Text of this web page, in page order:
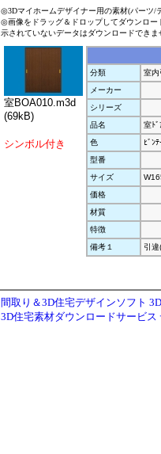
◎3Dマイホームデザイナー用の素材(パーツ/
◎画像をドラッグ＆ドロップしてダウンロー
示されていないデータはダウンロードできま
室BOA010.m3d
(69kB)
シンボル付き
分類
室内
メーカー
シリーズ
品名
室ﾄﾞ
色
ﾋﾞﾝ
型番
サイズ
価格
材質
特徴
備考１
引
間取り＆3D住宅デザインソフト
3D住宅素材ダウンロードサービ